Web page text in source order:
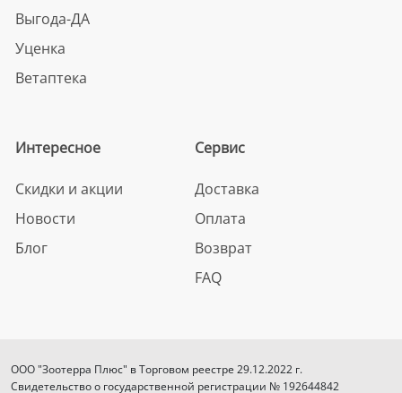
Выгода-ДА
Уценка
Ветаптека
Интересное
Скидки и акции
Новости
Блог
Сервис
Доставка
Оплата
Возврат
FAQ
ООО "Зоотерра Плюс" в Торговом реестре 29.12.2022 г.
Свидетельство о государственной регистрации № 192644842